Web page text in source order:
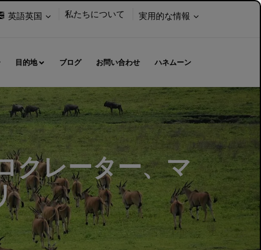
英語英国 私たちについて
以
択
ま
す。
実用的な情報
目的地 ブログ お問い合わせ ハネムーン
クレーター、マ